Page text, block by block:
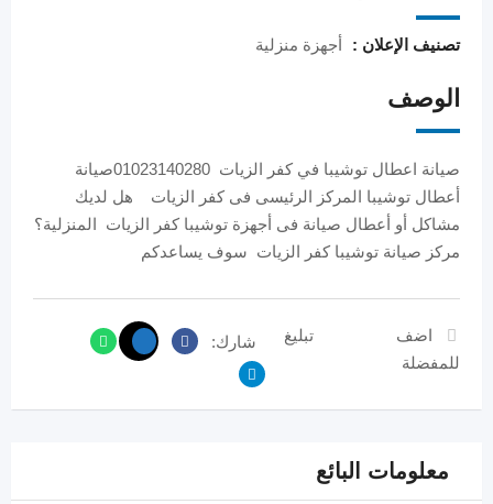
تصنيف الإعلان : أجهزة منزلية
الوصف
صيانة اعطال توشيبا في كفر الزيات 01023140280صيانة
أعطال توشيبا المركز الرئيسى فى كفر الزيات هل لديك
مشاكل أو أعطال صيانة فى أجهزة توشيبا كفر الزيات المنزلية؟
مركز صيانة توشيبا كفر الزيات سوف يساعدكم
اضف
للمفضلة
تبليغ شارك:
معلومات البائع